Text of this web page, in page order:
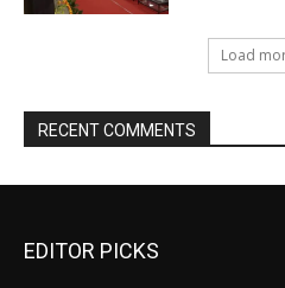
Load
RECENT COMMENTS
EDITOR PICKS